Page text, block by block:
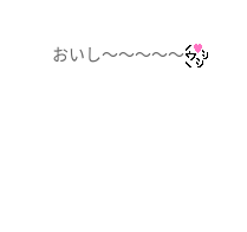
おいし〜〜〜〜〜